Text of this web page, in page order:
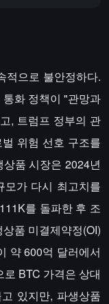
적으로 불안정하다.
화 정책이 "관망과
, 트럼프 정부의 관
위험 선호 구조를
품 시장은 2024년
가 다시 최고치를
를 돌파한 후 조
품 미결제약정(OI)
약 600억 달러에서
BTC 가격은 상대
있지만, 파생상품